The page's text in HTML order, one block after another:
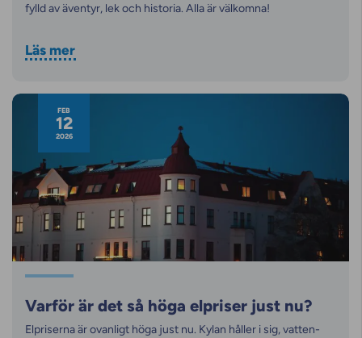
fylld av äventyr, lek och historia. Alla är välkomna!
Läs mer
FEB
12
2026
Varför är det så höga elpriser just nu?
Elpriserna är ovanligt höga just nu. Kylan håller i sig, vatten-